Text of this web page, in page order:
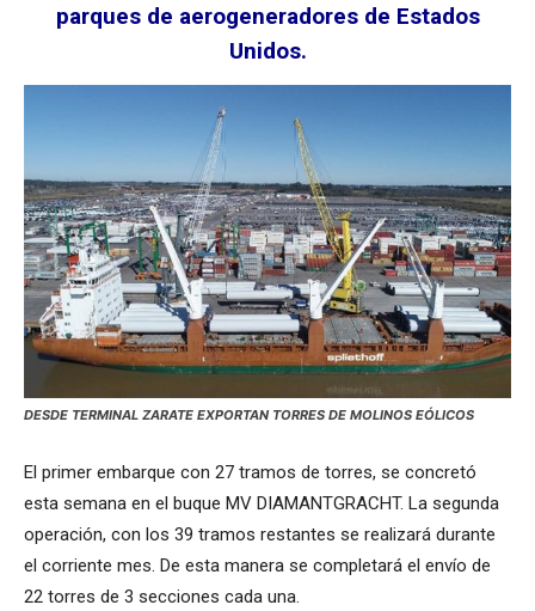
parques de aerogeneradores de Estados
Unidos.
DESDE TERMINAL ZARATE EXPORTAN TORRES DE MOLINOS EÓLICOS
El primer embarque con 27 tramos de torres, se concretó
esta semana en el buque MV DIAMANTGRACHT. La segunda
operación, con los 39 tramos restantes se realizará durante
el corriente mes. De esta manera se completará el envío de
22 torres de 3 secciones cada una.